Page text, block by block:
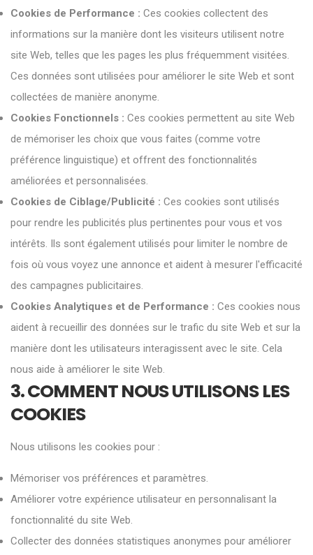
Cookies de Performance : Ces cookies collectent des
informations sur la manière dont les visiteurs utilisent notre
site Web, telles que les pages les plus fréquemment visitées.
Ces données sont utilisées pour améliorer le site Web et sont
collectées de manière anonyme.
Cookies Fonctionnels : Ces cookies permettent au site Web
de mémoriser les choix que vous faites (comme votre
préférence linguistique) et offrent des fonctionnalités
améliorées et personnalisées.
Cookies de Ciblage/Publicité : Ces cookies sont utilisés
pour rendre les publicités plus pertinentes pour vous et vos
intérêts. Ils sont également utilisés pour limiter le nombre de
fois où vous voyez une annonce et aident à mesurer l'efficacité
des campagnes publicitaires.
Cookies Analytiques et de Performance : Ces cookies nous
aident à recueillir des données sur le trafic du site Web et sur la
manière dont les utilisateurs interagissent avec le site. Cela
nous aide à améliorer le site Web.
3. COMMENT NOUS UTILISONS LES
COOKIES
Nous utilisons les cookies pour :
Mémoriser vos préférences et paramètres.
Améliorer votre expérience utilisateur en personnalisant la
fonctionnalité du site Web.
Collecter des données statistiques anonymes pour améliorer